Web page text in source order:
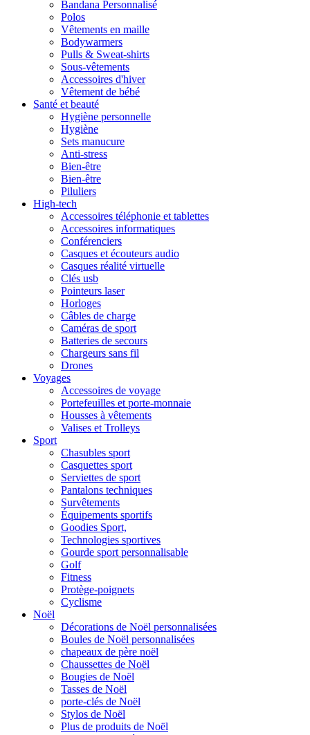
Bandana Personnalisé
Polos
Vêtements en maille
Bodywarmers
Pulls & Sweat-shirts
Sous-vêtements
Accessoires d'hiver
Vêtement de bébé
Santé et beauté
Hygiène personnelle
Hygiène
Sets manucure
Anti-stress
Bien-être
Bien-être
Piluliers
High-tech
Accessoires téléphonie et tablettes
Accessoires informatiques
Conférenciers
Casques et écouteurs audio
Casques réalité virtuelle
Clés usb
Pointeurs laser
Horloges
Câbles de charge
Caméras de sport
Batteries de secours
Chargeurs sans fil
Drones
Voyages
Accessoires de voyage
Portefeuilles et porte-monnaie
Housses à vêtements
Valises et Trolleys
Sport
Chasubles sport
Casquettes sport
Serviettes de sport
Pantalons techniques
Survêtements
Équipements sportifs
Goodies Sport,
Technologies sportives
Gourde sport personnalisable
Golf
Fitness
Protège-poignets
Cyclisme
Noël
Décorations de Noël personnalisées
Boules de Noël personnalisées
chapeaux de père noël
Chaussettes de Noël
Bougies de Noël
Tasses de Noël
porte-clés de Noël
Stylos de Noël
Plus de produits de Noël